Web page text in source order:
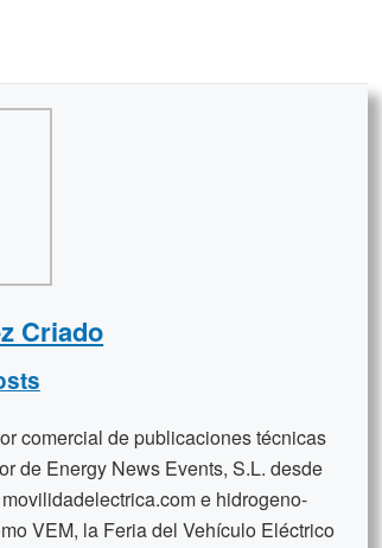
Criado
comercial de publicaciones técnicas
de Energy News Events, S.L. desde
e hidrogeno-
VEM, la Feria del Vehículo Eléctrico